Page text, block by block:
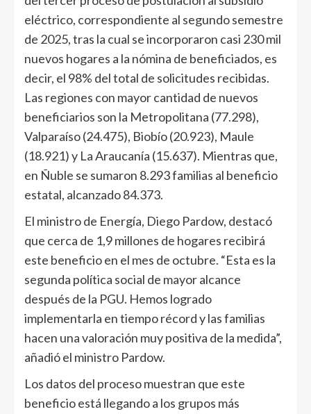
eléctrico, correspondiente al segundo semestre
de 2025, tras la cual se incorporaron casi 230 mil
nuevos hogares a la nómina de beneficiados, es
decir, el 98% del total de solicitudes recibidas.
Las regiones con mayor cantidad de nuevos
beneficiarios son la Metropolitana (77.298),
Valparaíso (24.475), Biobío (20.923), Maule
(18.921) y La Araucanía (15.637). Mientras que,
en Ñuble se sumaron 8.293 familias al beneficio
estatal, alcanzado 84.373.
El ministro de Energía, Diego Pardow, destacó
que cerca de 1,9 millones de hogares recibirá
este beneficio en el mes de octubre. “Esta es la
segunda política social de mayor alcance
después de la PGU. Hemos logrado
implementarla en tiempo récord y las familias
hacen una valoración muy positiva de la medida”,
añadió el ministro Pardow.
Los datos del proceso muestran que este
beneficio está llegando a los grupos más